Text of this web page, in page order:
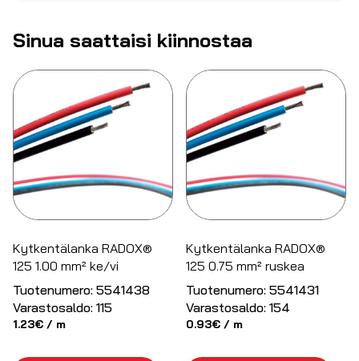
Sinua saattaisi kiinnostaa
Kytkentälanka RADOX®
125 1.00 mm² ke/vi
Tuotenumero: 5541438
Varastosaldo: 115
1.23€ / m
Kytkentälanka RADOX®
125 0.75 mm² ruskea
Tuotenumero: 5541431
Varastosaldo: 154
0.93€ / m